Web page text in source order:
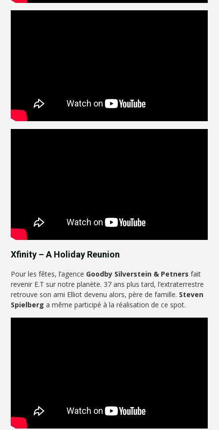
Xfinity – A Holiday Reunion
Pour les fêtes, l’agence Goodby Silverstein & Petners fait
revenir E.T sur notre planète. 37 ans plus tard, l’extraterrestre
retrouve son ami Elliot devenu alors, père de famille. Steven
Spielberg a même participé à la réalisation de ce spot.